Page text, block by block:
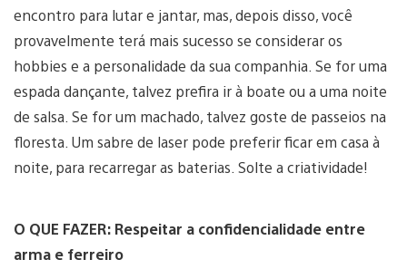
encontro para lutar e jantar, mas, depois disso, você
provavelmente terá mais sucesso se considerar os
hobbies e a personalidade da sua companhia. Se for uma
espada dançante, talvez prefira ir à boate ou a uma noite
de salsa. Se for um machado, talvez goste de passeios na
floresta. Um sabre de laser pode preferir ficar em casa à
noite, para recarregar as baterias. Solte a criatividade!
O QUE FAZER: Respeitar a confidencialidade entre
arma e ferreiro